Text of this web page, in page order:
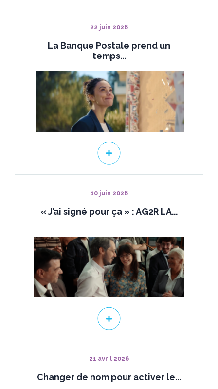
22 juin 2026
La Banque Postale prend un
temps...
10 juin 2026
« J’ai signé pour ça » : AG2R LA...
21 avril 2026
Changer de nom pour activer le...